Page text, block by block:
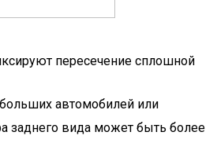
пересечение сплошной
автомобилей или
заднего вида может быть более